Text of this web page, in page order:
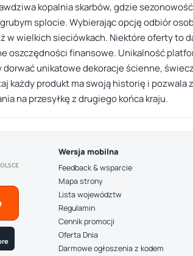
kopalnia skarbów, gdzie
splocie. Wybierając opcję odbiór
w wielkich sieciówkach. Niektóre oferty to
oszczędności finansowe. Unikalność
unikatowe dekoracje ścienne,
każdy produkt ma swoją historię i
na przesyłkę z drugiego końca kraju.
Wersja mobilna
Feedback & wsparcie
Mapa strony
Lista województw
Regulamin
Cennik promocji
Oferta Dnia
Darmowe ogłoszenia z kodem